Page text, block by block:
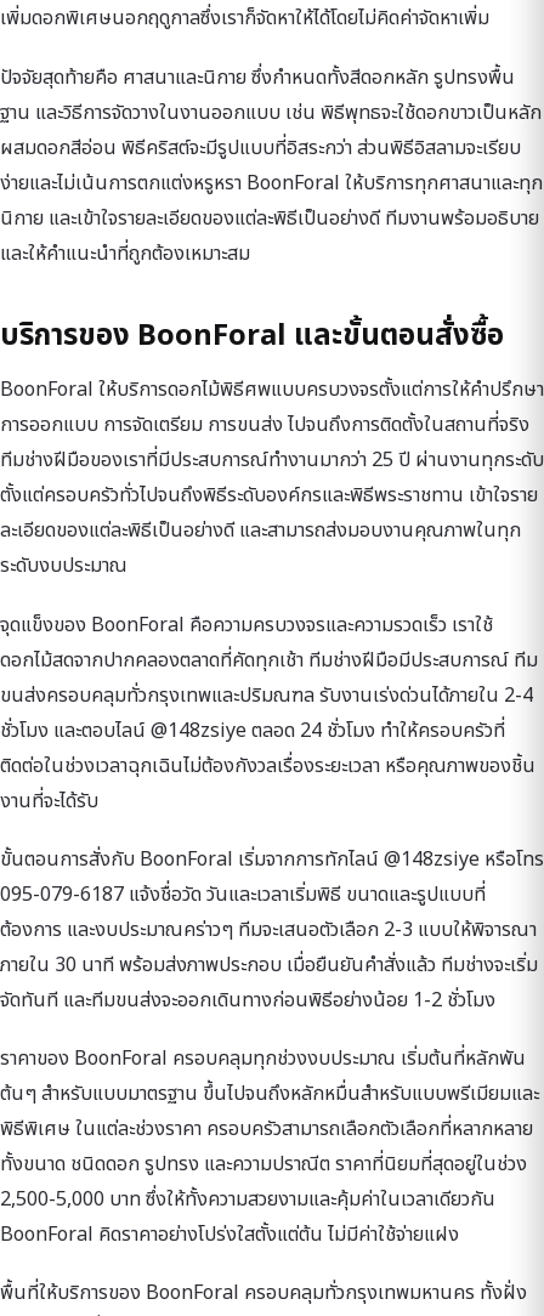
เพิ่มดอกพิเศษนอกฤดูกาลซึ่งเราก็จัดหาให้ได้โดยไม่คิดค่าจัดหาเพิ่ม
ปัจจัยสุดท้ายคือ ศาสนาและนิกาย ซึ่งกำหนดทั้งสีดอกหลัก รูปทรงพื้น
ฐาน และวิธีการจัดวางในงานออกแบบ เช่น พิธีพุทธจะใช้ดอกขาวเป็นหลัก
ผสมดอกสีอ่อน พิธีคริสต์จะมีรูปแบบที่อิสระกว่า ส่วนพิธีอิสลามจะเรียบ
ง่ายและไม่เน้นการตกแต่งหรูหรา BoonForal ให้บริการทุกศาสนาและทุก
นิกาย และเข้าใจรายละเอียดของแต่ละพิธีเป็นอย่างดี ทีมงานพร้อมอธิบาย
และให้คำแนะนำที่ถูกต้องเหมาะสม
บริการของ BoonForal และขั้นตอนสั่งซื้อ
BoonForal ให้บริการดอกไม้พิธีศพแบบครบวงจรตั้งแต่การให้คำปรึกษา
การออกแบบ การจัดเตรียม การขนส่ง ไปจนถึงการติดตั้งในสถานที่จริง
ทีมช่างฝีมือของเราที่มีประสบการณ์ทำงานมากว่า 25 ปี ผ่านงานทุกระดับ
ตั้งแต่ครอบครัวทั่วไปจนถึงพิธีระดับองค์กรและพิธีพระราชทาน เข้าใจราย
ละเอียดของแต่ละพิธีเป็นอย่างดี และสามารถส่งมอบงานคุณภาพในทุก
ระดับงบประมาณ
จุดแข็งของ BoonForal คือความครบวงจรและความรวดเร็ว เราใช้
ดอกไม้สดจากปากคลองตลาดที่คัดทุกเช้า ทีมช่างฝีมือมีประสบการณ์ ทีม
ขนส่งครอบคลุมทั่วกรุงเทพและปริมณฑล รับงานเร่งด่วนได้ภายใน 2-4
ชั่วโมง และตอบไลน์ @148zsiye ตลอด 24 ชั่วโมง ทำให้ครอบครัวที่
ติดต่อในช่วงเวลาฉุกเฉินไม่ต้องกังวลเรื่องระยะเวลา หรือคุณภาพของชิ้น
งานที่จะได้รับ
ขั้นตอนการสั่งกับ BoonForal เริ่มจากการทักไลน์ @148zsiye หรือโทร
095-079-6187 แจ้งชื่อวัด วันและเวลาเริ่มพิธี ขนาดและรูปแบบที่
ต้องการ และงบประมาณคร่าวๆ ทีมจะเสนอตัวเลือก 2-3 แบบให้พิจารณา
ภายใน 30 นาที พร้อมส่งภาพประกอบ เมื่อยืนยันคำสั่งแล้ว ทีมช่างจะเริ่ม
จัดทันที และทีมขนส่งจะออกเดินทางก่อนพิธีอย่างน้อย 1-2 ชั่วโมง
ราคาของ BoonForal ครอบคลุมทุกช่วงงบประมาณ เริ่มต้นที่หลักพัน
ต้นๆ สำหรับแบบมาตรฐาน ขึ้นไปจนถึงหลักหมื่นสำหรับแบบพรีเมียมและ
พิธีพิเศษ ในแต่ละช่วงราคา ครอบครัวสามารถเลือกตัวเลือกที่หลากหลาย
ทั้งขนาด ชนิดดอก รูปทรง และความปราณีต ราคาที่นิยมที่สุดอยู่ในช่วง
2,500-5,000 บาท ซึ่งให้ทั้งความสวยงามและคุ้มค่าในเวลาเดียวกัน
BoonForal คิดราคาอย่างโปร่งใสตั้งแต่ต้น ไม่มีค่าใช้จ่ายแฝง
พื้นที่ให้บริการของ BoonForal ครอบคลุมทั่วกรุงเทพมหานคร ทั้งฝั่ง